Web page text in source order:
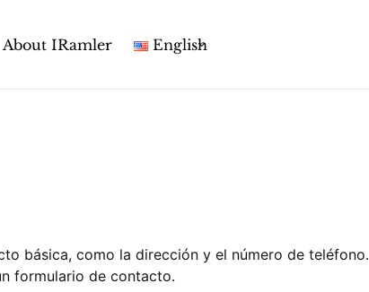
About IRamler English
básica, como la dirección y el número de teléfono.
formulario de contacto.